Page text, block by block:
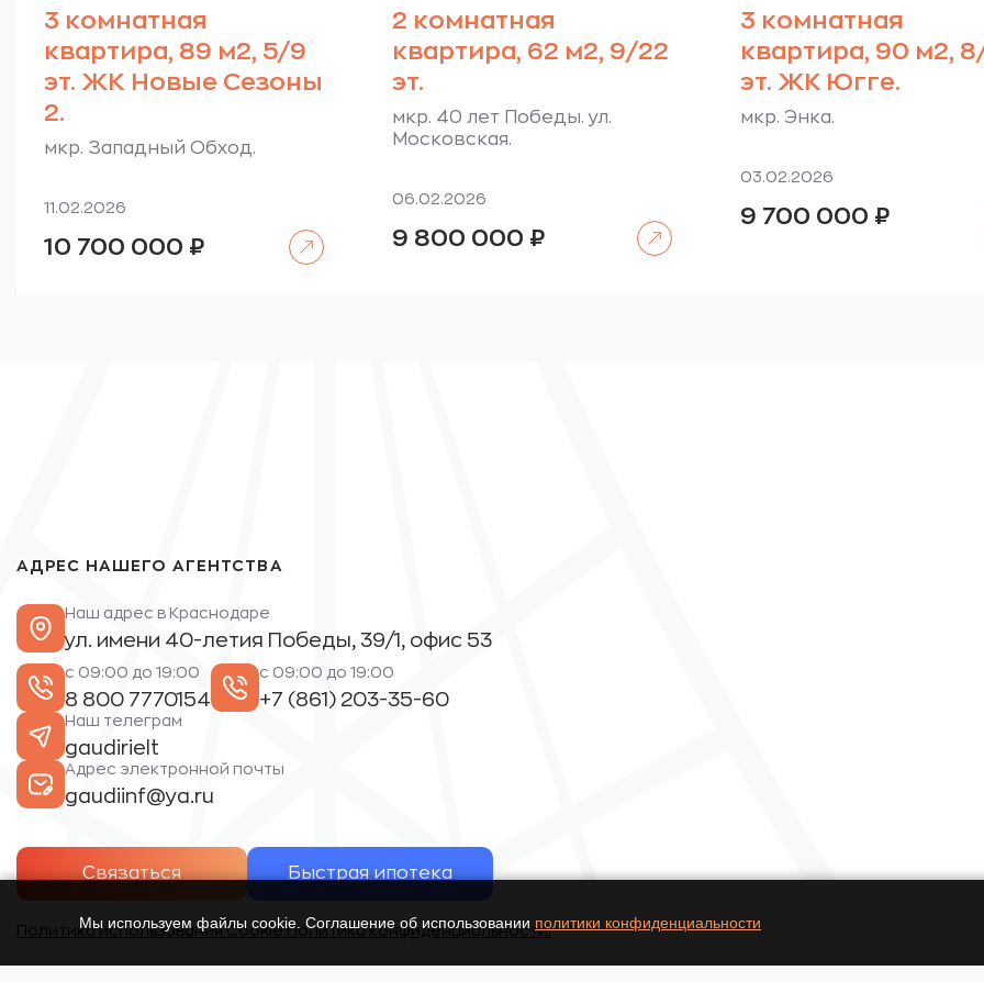
3 комнатная
квартира, 89 м2, 5/9
эт. ЖК Новые Сезоны
2.
мкр. Западный Обход.
11.02.2026
10 700 000 ₽
2 комнатная
квартира, 62 м2, 9/22
эт.
мкр. 40 лет Победы. ул.
Московская.
06.02.2026
9 800 000 ₽
3 комнатная
квартира, 90 м2,
эт. ЖК Югге.
мкр. Энка.
03.02.2026
9 700 000 ₽
АДРЕС НАШЕГО АГЕНТСТВА
Наш адрес в Краснодаре
ул. имени 40-летия Победы, 39/1, офис 53
с 09:00 до 19:00
8 800 7770154
с 09:00 до 19:00
+7 (861) 203-35-60
Наш телеграм
gaudirielt
Адрес электронной почты
gaudiinf@ya.ru
Связаться Быстрая ипотека
Политика использования Cookie.Политика конфиденциальности.
Мы используем файлы cookie. Соглашение об использовании политики конфиденциальности